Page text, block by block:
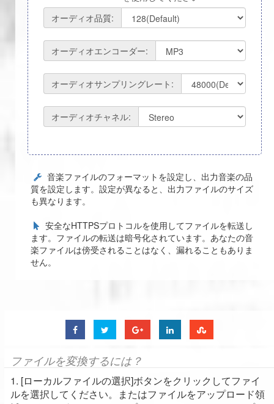
オーディオ品質:
オーディオエンコーダー:
オーディオサンプリングレート:
オーディオチャネル:
音楽ファイルのフォーマットを設定し、出力音楽の品
質を設定します。設定が異なると、出力ファイルのサイズ
も異なります。
安全なHTTPSプロトコルを使用してファイルを転送し
ます。ファイルの転送は暗号化されています。あなたの音
楽ファイルは傍受されることはなく、漏れることもありま
せん。
ファイルを変換するには？
1. [ローカルファイルの選択]ボタンをクリックしてファイ
ルを選択してください。またはファイルをアップロード領